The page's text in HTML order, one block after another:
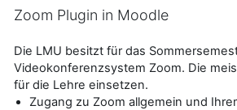
Zoom Plugin in Moodle
Die LMU besitzt für das
Videokonferenzsystem Zoom. Die
für die Lehre einsetzen.
Zugang zu Zoom allgemein und